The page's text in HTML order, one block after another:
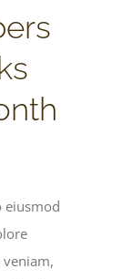
eiusmod